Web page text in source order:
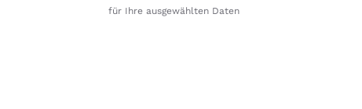
für Ihre ausgewählten Daten